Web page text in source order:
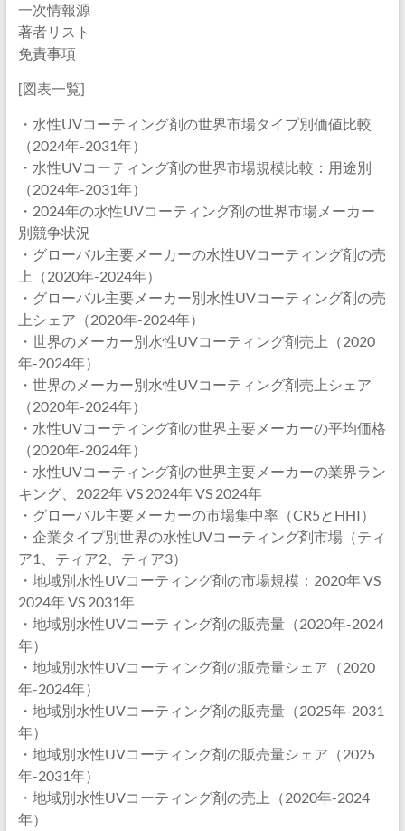
一次情報源
著者リスト
免責事項
[図表一覧]
・水性UVコーティング剤の世界市場タイプ別価値比較
（2024年-2031年）
・水性UVコーティング剤の世界市場規模比較：用途別
（2024年-2031年）
・2024年の水性UVコーティング剤の世界市場メーカー
別競争状況
・グローバル主要メーカーの水性UVコーティング剤の売
上（2020年-2024年）
・グローバル主要メーカー別水性UVコーティング剤の売
上シェア（2020年-2024年）
・世界のメーカー別水性UVコーティング剤売上（2020
年-2024年）
・世界のメーカー別水性UVコーティング剤売上シェア
（2020年-2024年）
・水性UVコーティング剤の世界主要メーカーの平均価格
（2020年-2024年）
・水性UVコーティング剤の世界主要メーカーの業界ラン
キング、2022年 VS 2024年 VS 2024年
・グローバル主要メーカーの市場集中率（CR5とHHI）
・企業タイプ別世界の水性UVコーティング剤市場（ティ
ア1、ティア2、ティア3）
・地域別水性UVコーティング剤の市場規模：2020年 VS
2024年 VS 2031年
・地域別水性UVコーティング剤の販売量（2020年-2024
年）
・地域別水性UVコーティング剤の販売量シェア（2020
年-2024年）
・地域別水性UVコーティング剤の販売量（2025年-2031
年）
・地域別水性UVコーティング剤の販売量シェア（2025
年-2031年）
・地域別水性UVコーティング剤の売上（2020年-2024
年）